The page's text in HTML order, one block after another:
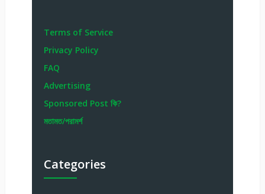
Terms of Service
Privacy Policy
FAQ
Advertising
Sponsored Post কি?
মতামত/পরামর্শ
Categories